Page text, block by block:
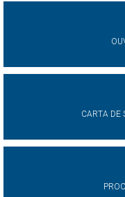
CARTA DE